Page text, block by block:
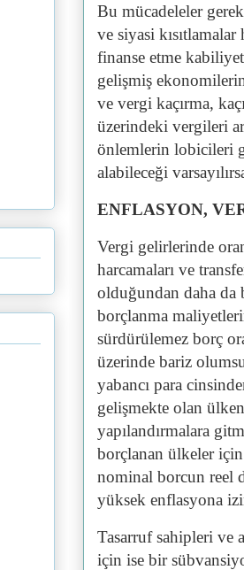
Bu mücadeleler
ve siyasi
finanse etme
gelişmiş
ve vergi kaçırma,
üzerindeki vergileri
önlemlerin lobicileri
alabileceği
ENFLASYON,
Vergi gelirlerinde
harcamaları ve
olduğundan daha da
borçlanma
sürdürülemez borç
üzerinde bariz
yabancı para
gelişmekte olan
yapılandırmalara
borçlanan ülkeler
nominal borcun reel
yüksek enflasyona
Tasarruf sahipleri ve
için ise bir